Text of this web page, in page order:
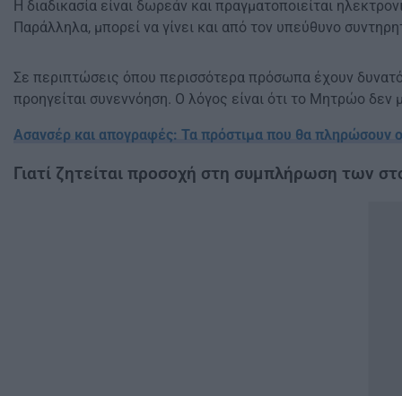
Η διαδικασία είναι δωρεάν και πραγματοποιείται
Παράλληλα, μπορεί να γίνει και από τον υπεύθυνο
Σε περιπτώσεις όπου περισσότερα πρόσωπα έχουν
προηγείται συνεννόηση. Ο λόγος είναι ότι το Μητρώο
Ασανσέρ και απογραφές: Τα πρόστιμα που θα πληρώσουν
Γιατί ζητείται προσοχή στη συμπλήρωση των